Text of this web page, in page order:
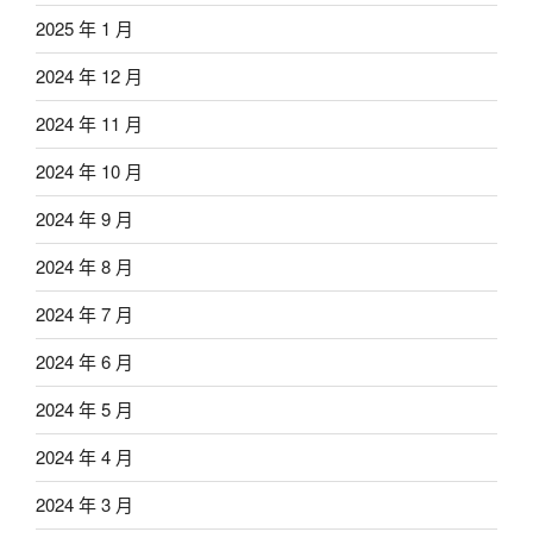
2025 年 1 月
2024 年 12 月
2024 年 11 月
2024 年 10 月
2024 年 9 月
2024 年 8 月
2024 年 7 月
2024 年 6 月
2024 年 5 月
2024 年 4 月
2024 年 3 月